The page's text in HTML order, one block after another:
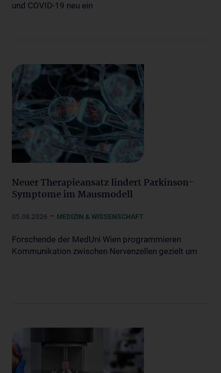
und COVID-19 neu ein
Neuer Therapieansatz lindert Parkinson-
Symptome im Mausmodell
05.08.2026 – MEDIZIN & WISSENSCHAFT
Forschende der MedUni Wien programmieren
Kommunikation zwischen Nervenzellen gezielt um